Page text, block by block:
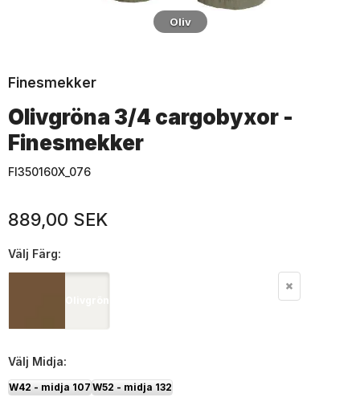
Oliv
Finesmekker
Olivgröna 3/4 cargobyxor -
Finesmekker
FI350160X_076
889,00 SEK
Välj Färg:
Olivgrön
Välj Midja:
W42 - midja 107 W52 - midja 132